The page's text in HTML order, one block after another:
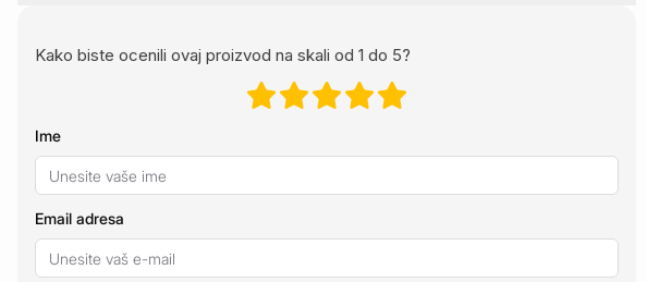
Kako biste ocenili ovaj proizvod na skali od 1 do 5?
Ime
Email adresa